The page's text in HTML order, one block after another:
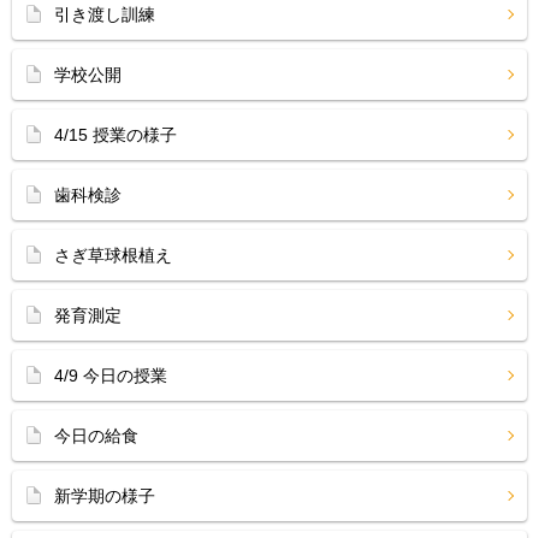
引き渡し訓練
学校公開
4/15 授業の様子
歯科検診
さぎ草球根植え
発育測定
4/9 今日の授業
今日の給食
新学期の様子